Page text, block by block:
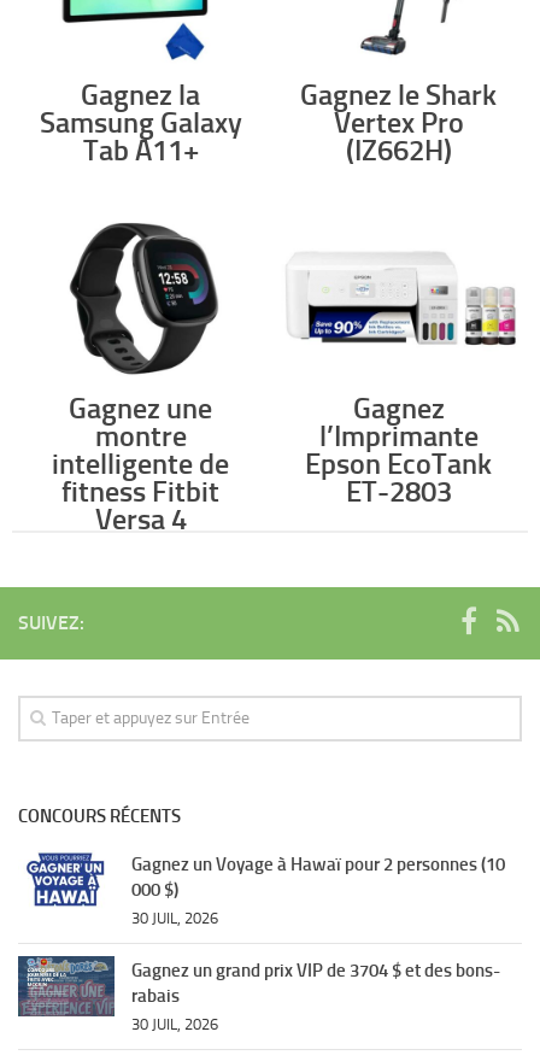
Gagnez la
Samsung Galaxy
Tab A11+
Gagnez le Shark
Vertex Pro
(IZ662H)
Gagnez une
montre
intelligente de
fitness Fitbit
Versa 4
Gagnez
l’Imprimante
Epson EcoTank
ET-2803
SUIVEZ:
CONCOURS RÉCENTS
Gagnez un Voyage à Hawaï pour 2 personnes (10
000 $)
30 JUIL, 2026
Gagnez un grand prix VIP de 3704 $ et des bons-
rabais
30 JUIL, 2026